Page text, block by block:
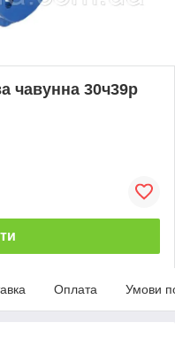
чавунна 30ч39р
Оплата Умови